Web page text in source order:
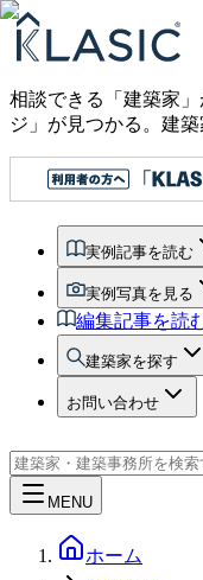
相談できる「建築家
ジ」が見つかる。 建築
実例記事を読む
実例写真を見る
編集記事を読
建築家を探す
お問い合わせ
MENU
ホーム